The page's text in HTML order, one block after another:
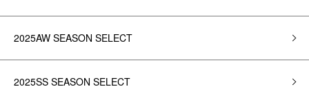
2025AW SEASON SELECT
2025SS SEASON SELECT